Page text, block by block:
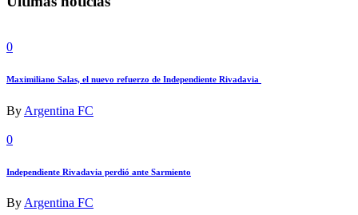
0
Maximiliano Salas, el nuevo refuerzo de Independiente Rivadavia
By Argentina FC
0
Independiente Rivadavia perdió ante Sarmiento
ByArgentina FC